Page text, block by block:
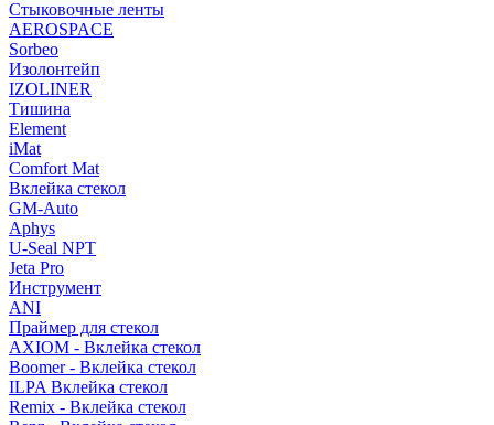
Стыковочные ленты
AEROSPACE
Sorbeo
Изолонтейп
IZOLINER
Тишина
Element
iMat
Comfort Mat
Вклейка стекол
GM-Auto
Aphys
U-Seal NPT
Jeta Pro
Инструмент
ANI
Праймер для стекол
AXIOM - Вклейка стекол
Boomer - Вклейка стекол
ILPA Вклейка стекол
Remix - Вклейка стекол